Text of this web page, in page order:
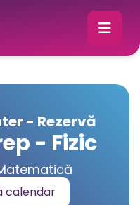
- Rezervă
- Fizic
calendar